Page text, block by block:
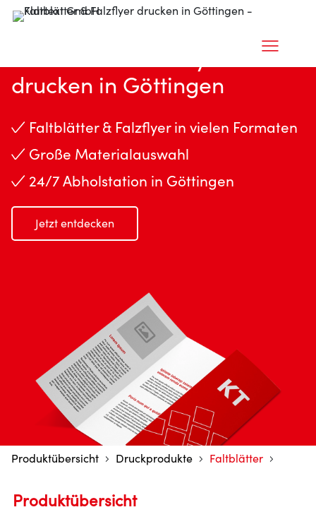
drucken in Göttingen
Faltblätter & Falzflyer in vielen Formaten
Große Materialauswahl
24/7 Abholstation in Göttingen
Jetzt entdecken
Produktübersicht Druckprodukte Faltblätter
Produktübersicht